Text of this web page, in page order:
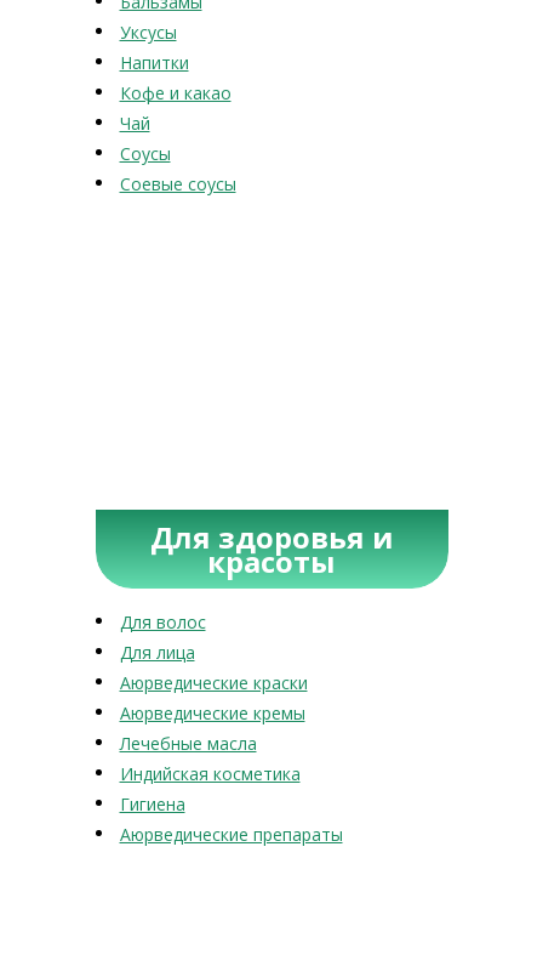
Уксусы
Напитки
Кофе и какао
Чай
Соусы
Соевые соусы
Для здоровья и
красоты
Для волос
Для лица
Аюрведические краски
Аюрведические кремы
Лечебные масла
Индийская косметика
Гигиена
Аюрведические препараты